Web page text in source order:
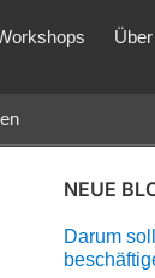
NEUE
Darum